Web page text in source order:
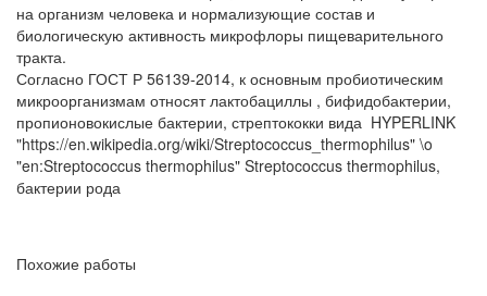
на организм человека и нормализующие состав и
биологическую активность микрофлоры пищеварительного
тракта.
Согласно ГОСТ Р 56139-2014, к основным пробиотическим
микроорганизмам относят лактобациллы , бифидобактерии,
пропионовокислые бактерии, стрептококки вида HYPERLINK
"https://en.wikipedia.org/wiki/Streptococcus_thermophilus" \o
"en:Streptococcus thermophilus" Streptococcus thermophilus,
бактерии рода
Похожие работы